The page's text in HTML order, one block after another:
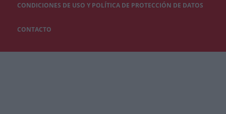
CONDICIONES DE USO Y POLÍTICA DE PROTECCIÓN DE DATOS
CONTACTO